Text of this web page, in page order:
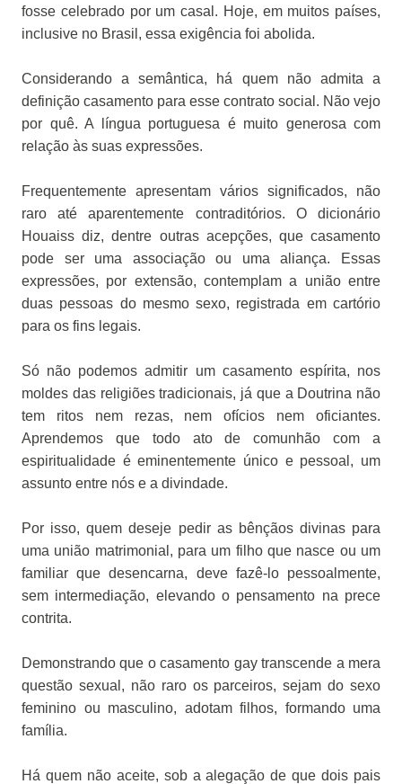
fosse celebrado por um casal. Hoje, em muitos países,
inclusive no Brasil, essa exigência foi abolida.
Considerando a semântica, há quem não admita a
definição casamento para esse contrato social. Não vejo
por quê. A língua portuguesa é muito generosa com
relação às suas expressões.
Frequentemente apresentam vários significados, não
raro até aparentemente contraditórios. O dicionário
Houaiss diz, dentre outras acepções, que casamento
pode ser uma associação ou uma aliança. Essas
expressões, por extensão, contemplam a união entre
duas pessoas do mesmo sexo, registrada em cartório
para os fins legais.
Só não podemos admitir um casamento espírita, nos
moldes das religiões tradicionais, já que a Doutrina não
tem ritos nem rezas, nem ofícios nem oficiantes.
Aprendemos que todo ato de comunhão com a
espiritualidade é eminentemente único e pessoal, um
assunto entre nós e a divindade.
Por isso, quem deseje pedir as bênçãos divinas para
uma união matrimonial, para um filho que nasce ou um
familiar que desencarna, deve fazê-lo pessoalmente,
sem intermediação, elevando o pensamento na prece
contrita.
Demonstrando que o casamento gay transcende a mera
questão sexual, não raro os parceiros, sejam do sexo
feminino ou masculino, adotam filhos, formando uma
família.
Há quem não aceite, sob a alegação de que dois pais